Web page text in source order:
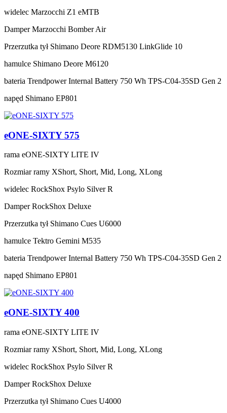
widelec Marzocchi Z1 eMTB
Damper Marzocchi Bomber Air
Przerzutka tył Shimano Deore RDM5130 LinkGlide 10
hamulce Shimano Deore M6120
bateria Trendpower Internal Battery 750 Wh TPS-C04-35SD Gen 2
napęd Shimano EP801
eONE-SIXTY 575
rama eONE-SIXTY LITE IV
Rozmiar ramy XShort, Short, Mid, Long, XLong
widelec RockShox Psylo Silver R
Damper RockShox Deluxe
Przerzutka tył Shimano Cues U6000
hamulce Tektro Gemini M535
bateria Trendpower Internal Battery 750 Wh TPS-C04-35SD Gen 2
napęd Shimano EP801
eONE-SIXTY 400
rama eONE-SIXTY LITE IV
Rozmiar ramy XShort, Short, Mid, Long, XLong
widelec RockShox Psylo Silver R
Damper RockShox Deluxe
Przerzutka tył Shimano Cues U4000